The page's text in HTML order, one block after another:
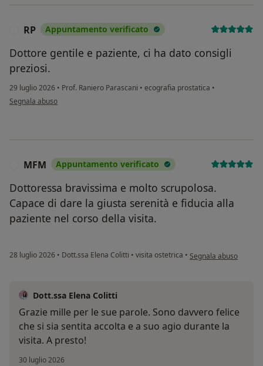
RP Appuntamento verificato
Dottore gentile e paziente, ci ha dato consigli
preziosi.
29 luglio 2026 • Prof. Raniero Parascani • ecografia prostatica •
secondo l'opinione dell'utente RP
Segnala abuso
MFM Appuntamento verificato
Dottoressa bravissima e molto scrupolosa.
Capace di dare la giusta serenità e fiducia alla
paziente nel corso della visita.
28 luglio 2026 • Dott.ssa Elena Colitti • visita ostetrica • secondo l'opinione
Segnala abuso
Dott.ssa Elena Colitti
Grazie mille per le sue parole. Sono davvero felice
che si sia sentita accolta e a suo agio durante la
visita. A presto!
30 luglio 2026